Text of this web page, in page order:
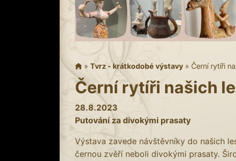
» Tvrz - krátkodobé výstavy » Černí rytíři
Černí rytíři našich
28.8.2023
Putování za divokými prasaty
Výstava zavede návštěvníky do našich
černou zvěří neboli divokými prasaty.